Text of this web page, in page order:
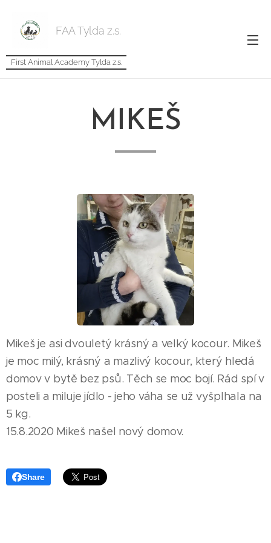
FAA Tylda z.s.
First Animal Academy Tylda z.s.
MIKEŠ
Mikeš je asi dvouletý krásný a velký kocour. Mikeš
je moc milý, krásný a mazlivý kocour, který hledá
domov v bytě bez psů. Těch se moc bojí. Rád spí v
posteli a miluje jídlo - jeho váha se už vyšplhala na
5 kg.
15.8.2020 Mikeš našel nový domov.
Share